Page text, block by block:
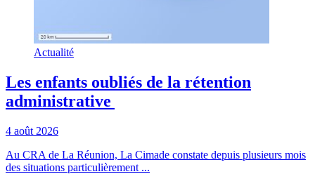
Actualité
Les enfants oubliés de la rétention
administrative
4 août 2026
Au CRA de La Réunion, La Cimade constate depuis plusieurs mois
des situations particulièrement ...